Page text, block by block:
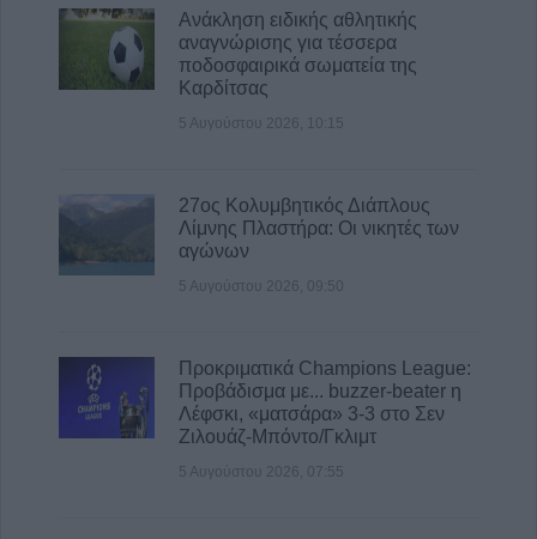
Ανάκληση ειδικής αθλητικής
αναγνώρισης για τέσσερα
ποδοσφαιρικά σωματεία της
Καρδίτσας
5 Αυγούστου 2026, 10:15
27ος Κολυμβητικός Διάπλους
Λίμνης Πλαστήρα: Οι νικητές των
αγώνων
5 Αυγούστου 2026, 09:50
Προκριματικά Champions League:
Προβάδισμα με... buzzer-beater η
Λέφσκι, «ματσάρα» 3-3 στο Σεν
Ζιλουάζ-Μπόντο/Γκλιμτ
5 Αυγούστου 2026, 07:55